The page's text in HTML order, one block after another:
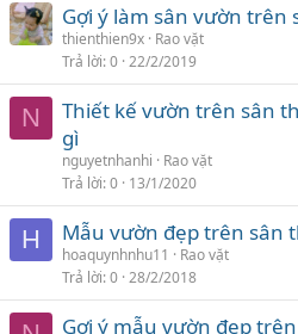
Gợi ý làm sân vườn trên
thienthien9x Rao vặt
Trả lời 0 22/2/2019
N
Thiết kế vườn trên sân
gì
nguyetnhanhi
Rao vặt
Trả lời 0 13/1/2020
H Mẫu vườn đẹp trên sân
hoaquynhnhu11
Rao vặt
Trả lời 0 28/2/2018
Gợi ý mẫu vườn đẹp